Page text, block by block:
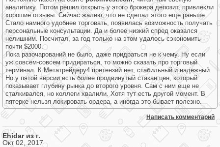
аналитику. Потом решил открыть у этого брокера депозит, привлекли
хорошие отзывы. Сейчас жалею, что не сделал этого еще раньше.
Стало намного удобнее торговать, появилась возможность получать
персональные консультации. Да и более низкий спред оказался
нелишним. Посчитал, за год только на этом удалось сэкономить
почти $2000.
Пока разочарований не было, даже придраться не к чему. Ну если
уж совсем-совсем придираться, то можно сказать про торговый
терминал. К Метатрейдеру4 претензий нет, стабильный и надежный.
Но у пятой версии есть более продвинутый стакан цен, который
показывает глубину рынка до второго уровня. Сам с ним еще не
сталкивался, но коллеги хвалили. Хотя тут есть другой момент. В
пятерке нельзя локировать ордера, а иногда это бывает полезно.
Написать комментарий
Ehidar из г.
Окт 02, 2017